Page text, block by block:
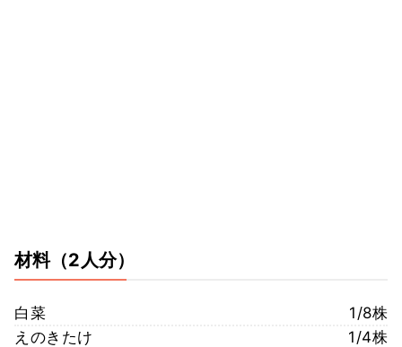
材料（2人分）
白菜
1/8株
えのきたけ
1/4株